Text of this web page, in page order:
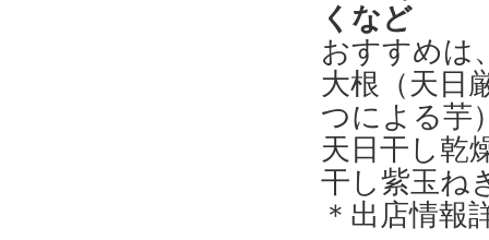
くなど
おすすめは
大根（天日
つによる芋
天日干し乾
干し紫玉ね
＊出店情報